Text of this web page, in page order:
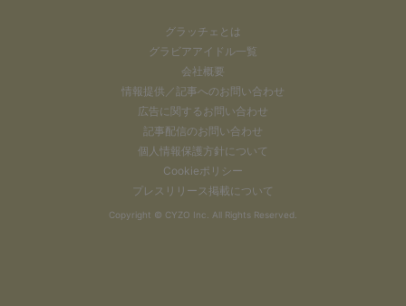
グラッチェとは
グラビアアイドル一覧
会社概要
情報提供／記事へのお問い合わせ
広告に関するお問い合わせ
記事配信のお問い合わせ
個人情報保護方針について
Cookieポリシー
プレスリリース掲載について
Copyright © CYZO Inc. All Rights Reserved.